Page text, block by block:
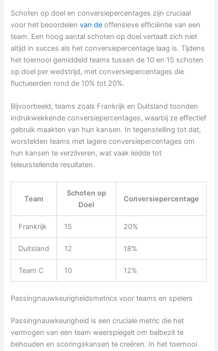
Schoten op doel en conversiepercentages zijn cruciaal
voor het beoordelenvan de offensieve efficiëntie van een
team. Een hoog aantal schoten op doel vertaalt zich niet
altijd in succes als het conversiepercentage laag is. Tijdens
het toernooi gemiddeld teams tussen de 10 en 15 schoten
op doel per wedstrijd, met conversiepercentages die
fluctueerden rond de 10% tot 20%.
Bijvoorbeeld, teams zoals Frankrijk en Duitsland toonden
indrukwekkende conversiepercentages, waarbij ze effectief
gebruik maakten van hun kansen. In tegenstelling tot dat,
worstelden teams met lagere conversiepercentages om
hun kansen te verzilveren, wat vaak leidde tot
teleurstellende resultaten.
Team
Schoten op
Doel
Conversiepercentage
Frankrijk 15 20%
Duitsland 12 18%
Team C 10 12%
Passingnauwkeurigheidsmetrics voor teams en spelers
Passingnauwkeurigheid is een cruciale metric die het
vermogen van een team weerspiegelt om balbezit te
behouden en scoringskansen te creëren. In het toernooi